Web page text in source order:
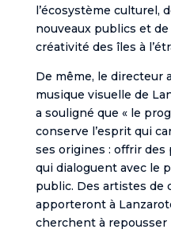
l’écosystème culturel,
nouveaux publics et
créativité des îles à
De même, le directeur
musique visuelle de
a souligné que « le
conserve l’esprit qui
ses origines : offrir
qui dialoguent avec le
public. Des artistes de
apporteront à
cherchent à repousser